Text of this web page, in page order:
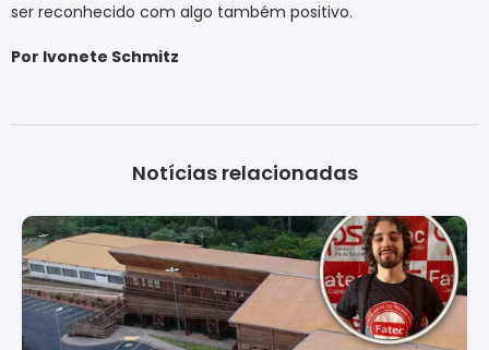
ser reconhecido com algo também positivo.
Por Ivonete Schmitz
Notícias relacionadas